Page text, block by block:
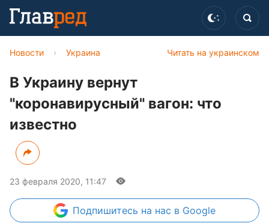
Читать на украинском
Новости › Украина
В Украину вернут
"коронавирусный" вагон: что
известно
23 февраля 2020, 11:47
Подпишитесь на нас в Google